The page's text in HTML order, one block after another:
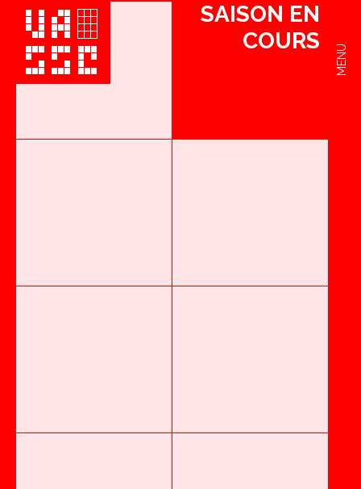
MENU
SAISON EN
COURS